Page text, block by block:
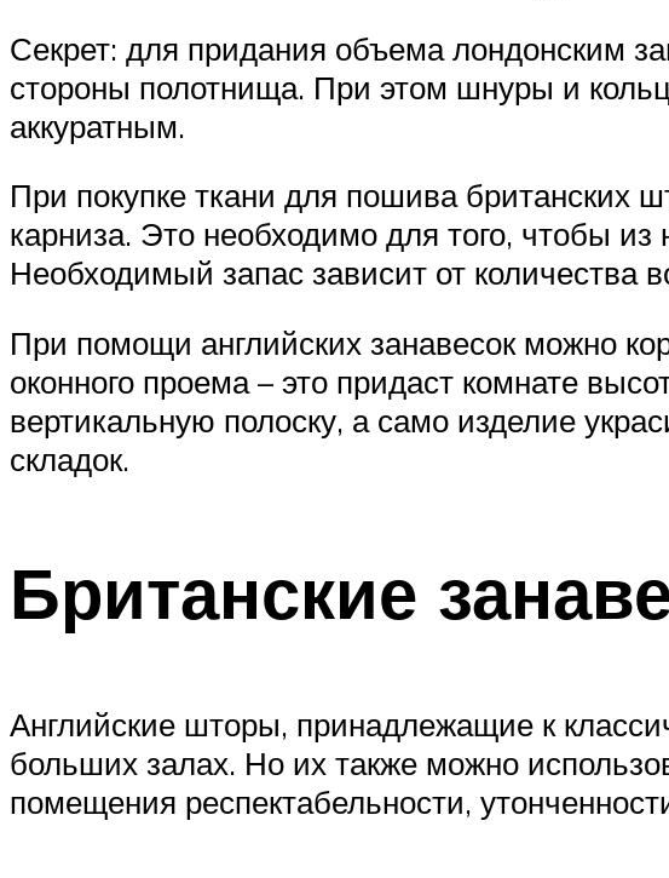
Секрет: для придания объема лондонским
стороны полотнища. При этом шнуры и
аккуратным.
При покупке ткани для пошива британских
карниза. Это необходимо для того, чтобы
Необходимый запас зависит от количества
При помощи английских занавесок можно
оконного проема – это придаст комнате
вертикальную полоску, а само изделие
складок.
Британские
Английские шторы, принадлежащие к
больших залах. Но их также можно
помещения респектабельности,